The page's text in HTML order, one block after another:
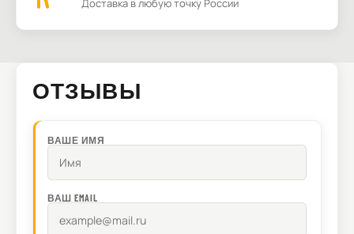
Доставка в любую точку России
ОТЗЫВЫ
ВАШЕ ИМЯ
ВАШ EMAIL